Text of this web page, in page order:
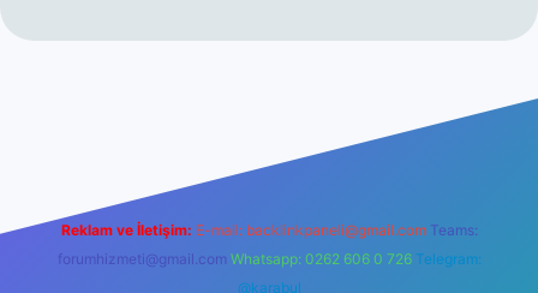
Reklam ve İletişim: E-mail: backlinkpaneli@gmail.com Teams:
forumhizmeti@gmail.com Whatsapp: 0262 606 0 726 Telegram:
@karabul